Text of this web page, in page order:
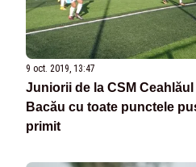
9 oct. 2019, 13:47
Juniorii de la CSM
Bacău cu toate punctele
primit